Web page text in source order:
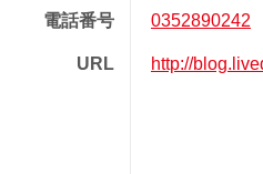
電話番号 0352890242
URL http://